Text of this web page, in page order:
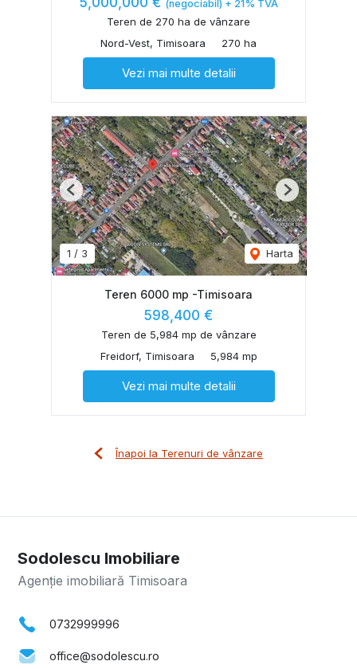
(negociabil) + 21% TVA
Teren de 270 ha de vânzare
Nord-Vest, Timisoara
270 ha
Vezi mai multe detalii
1 / 3 Harta
Previous Next
Teren 6000 mp -Timisoara
598,400 €
Teren de 5,984 mp de vânzare
Freidorf, Timisoara
5,984 mp
Vezi mai multe detalii
Înapoi la Terenuri de vânzare
Sodolescu Imobiliare
Agenție imobiliară Timisoara
0732999996
office@sodolescu.ro